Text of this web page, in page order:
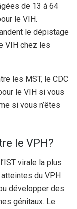
de 13 à 64
le VIH.
le dépistage
VIH chez les
les MST, le CDC
le VIH si vous
si vous n’êtes
le VPH?
virale la plus
du VPH
développer des
génitaux. Le